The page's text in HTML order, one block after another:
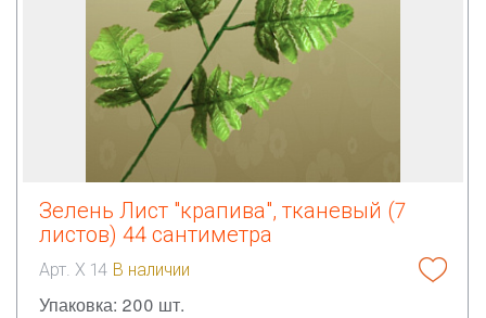
Зелень Лист "крапива", тканевый (7
листов) 44 сантиметра
Арт. Х 14 В наличии
Упаковка: 200 шт.